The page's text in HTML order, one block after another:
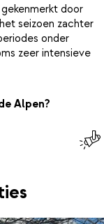
door
seizoen zachter
onder
zeer intensieve
Alpen?